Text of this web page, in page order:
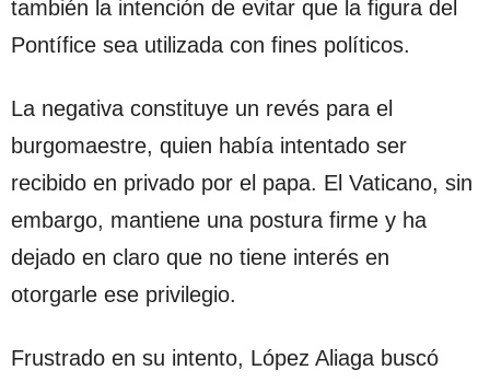
también la intención de evitar que la figura del
Pontífice sea utilizada con fines políticos.
La negativa constituye un revés para el
burgomaestre, quien había intentado ser
recibido en privado por el papa. El Vaticano, sin
embargo, mantiene una postura firme y ha
dejado en claro que no tiene interés en
otorgarle ese privilegio.
Frustrado en su intento, López Aliaga buscó